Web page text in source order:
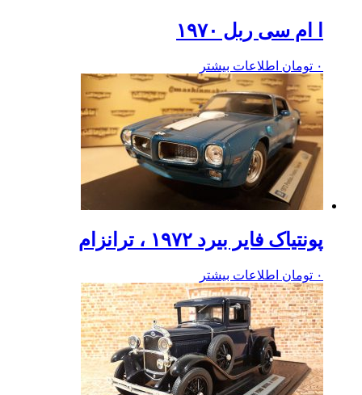
ا ام سی ربل ۱۹۷۰
۰ تومان اطلاعات بیشتر
پونتیاک فایر بیرد ۱۹۷۲ ، ترانزام
۰ تومان اطلاعات بیشتر